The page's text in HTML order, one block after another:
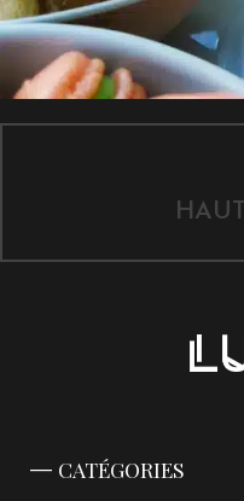
CATÉGORIES